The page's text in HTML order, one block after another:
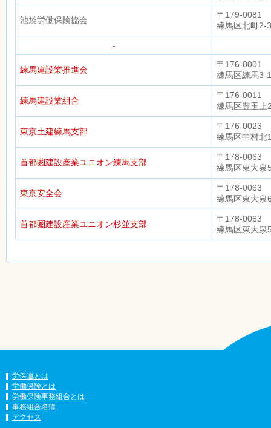
池袋労働保険協会
〒179-0081
練馬区北町
-
練馬建設業推進会
〒176-0001
練馬区練馬
練馬建設業組合
〒176-0011
練馬区豊玉
東京土建練馬支部
〒176-0023
練馬区中村北
首都圏建設産業ユニオン練馬支部
〒178-0063
練馬区東大泉
東京安全会
〒178-0063
練馬区東大泉
首都圏建設産業ユニオン杉並支部
〒178-0063
練馬区東大泉
労保連とは
労働保険とは
労働保険事務組合とは
事務組合名簿
アクセス